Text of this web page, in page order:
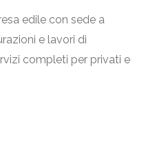
edile con sede a
e lavori di
completi per privati e